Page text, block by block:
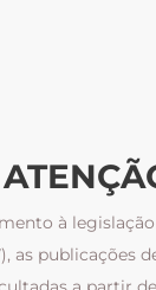
à
as publicações